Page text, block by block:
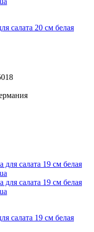
салата 20 см белая
салата 19 см белая